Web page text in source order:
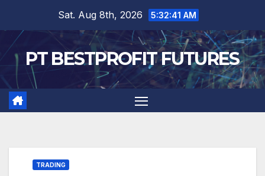
content
Sat. Aug 8th, 2026 5:32:41 AM
PT BESTPROFIT FUTURES
TRADING